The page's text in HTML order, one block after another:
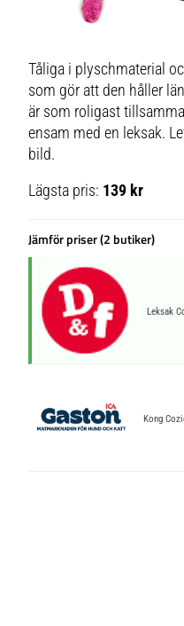
Tåliga i plyschmaterial
som gör att den håller
är som roligast
ensam med en leksak.
bild.
Lägsta pris: 139 kr
Jämför priser (2 butiker)
Leksak
Kong